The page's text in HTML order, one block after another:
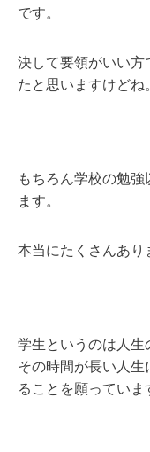
です。
決して要領がいい方
たと思いますけどね
もちろん学校の勉
ます。
本当にたくさんあり
学生というのは人生
その時間が長い人
ることを願っていま